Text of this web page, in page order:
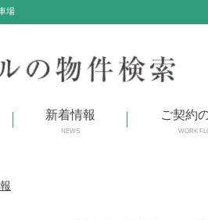
場
新着情報
NEWS
ご契約
WORK